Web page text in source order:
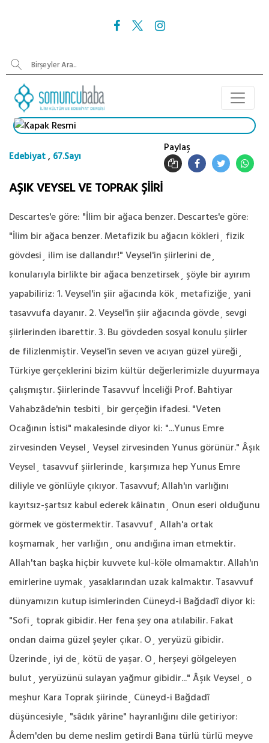
Edebiyat, 67.Sayı
Paylaş
AŞIK VEYSEL VE TOPRAK ŞİİRİ
Descartes'e göre: "İlim bir ağaca benzer. Descartes'e göre:
"İlim bir ağaca benzer. Metafizik bu ağacın kökleri¸ fizik
gövdesi¸ ilim ise dallandır!" Veysel'in şiirlerini de¸
konularıyla birlikte bir ağaca benzetirsek¸ şöyle bir ayırım
yapabiliriz: 1. Veysel'in şiir ağacında kök¸ metafiziğe¸ yani
tasavvufa dayanır. 2. Veysel'in şiir ağacında gövde¸ sevgi
şiirlerinden ibarettir. 3. Bu gövdeden sosyal konulu şiirler
de filizlenmiştir. Veysel'in seven ve acıyan güzel yüreği¸
Türkiye gerçeklerini bizim kültür değerlerimizle duyurmaya
çalışmıştır. Şiirlerinde Tasavvuf İnceliği Prof. Bahtiyar
Vahabzâde'nin tesbiti¸ bir gerçeğin ifadesi. "Veten
Ocağının İstisi" makalesinde diyor ki: "...Yunus Emre
zirvesinden Veysel¸ Veysel zirvesinden Yunus görünür." Âşık
Veysel¸ tasavvuf şiirlerinde¸ karşımıza hep Yunus Emre
diliyle ve gönlüyle çıkıyor. Tasavvuf; Allah'ın varlığını
kayıtsız-şartsız kabul ederek kâinatın¸ Onun eseri olduğunu
görmek ve göstermektir. Tasavvuf¸ Allah'a ortak
koşmamak¸ her varlığın¸ onu andığına iman etmektir.
Allah'tan başka hiçbir kuvvete kul-köle olmamaktır. Allah'ın
emirlerine uymak¸ yasaklarından uzak kalmaktır. Tasavvuf
dünyamızın kutup isimlerinden Cüneyd-i Bağdadî diyor ki:
"Sofi¸ toprak gibidir. Her fena şey ona atılabilir. Fakat
ondan daima güzel şeyler çıkar. O¸ yeryüzü gibidir.
Üzerinde¸ iyi de¸ kötü de yaşar. O¸ herşeyi gölgeleyen
bulut¸ yeryüzünü sulayan yağmur gibidir..." Âşık Veysel¸ o
meşhur Kara Toprak şiirinde¸ Cüneyd-i Bağdadî
düşüncesiyle¸ "sâdık yârine" hayranlığını dile getiriyor:
Âdem'den bu deme neslim getirdi Bana türlü türlü meyve